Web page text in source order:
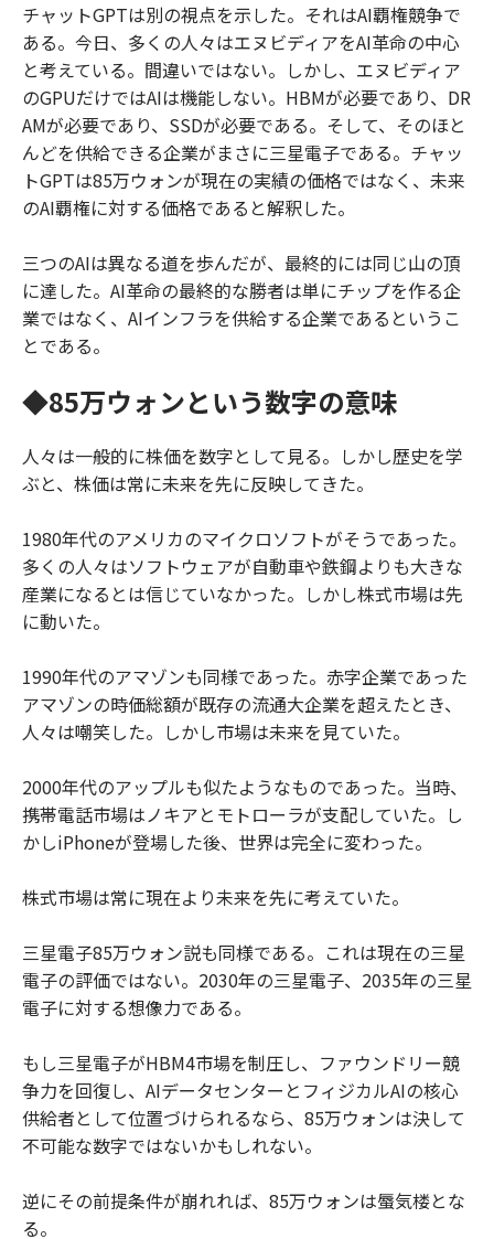
チャットGPTは別の視点を示した。それはAI覇権競争で
ある。今日、多くの人々はエヌビディアをAI革命の中心
と考えている。間違いではない。しかし、エヌビディア
のGPUだけではAIは機能しない。HBMが必要であり、DR
AMが必要であり、SSDが必要である。そして、そのほと
んどを供給できる企業がまさに三星電子である。チャッ
トGPTは85万ウォンが現在の実績の価格ではなく、未来
のAI覇権に対する価格であると解釈した。
三つのAIは異なる道を歩んだが、最終的には同じ山の頂
に達した。AI革命の最終的な勝者は単にチップを作る企
業ではなく、AIインフラを供給する企業であるというこ
とである。
◆85万ウォンという数字の意味
人々は一般的に株価を数字として見る。しかし歴史を学
ぶと、株価は常に未来を先に反映してきた。
1980年代のアメリカのマイクロソフトがそうであった。
多くの人々はソフトウェアが自動車や鉄鋼よりも大きな
産業になるとは信じていなかった。しかし株式市場は先
に動いた。
1990年代のアマゾンも同様であった。赤字企業であった
アマゾンの時価総額が既存の流通大企業を超えたとき、
人々は嘲笑した。しかし市場は未来を見ていた。
2000年代のアップルも似たようなものであった。当時、
携帯電話市場はノキアとモトローラが支配していた。し
かしiPhoneが登場した後、世界は完全に変わった。
株式市場は常に現在より未来を先に考えていた。
三星電子85万ウォン説も同様である。これは現在の三星
電子の評価ではない。2030年の三星電子、2035年の三星
電子に対する想像力である。
もし三星電子がHBM4市場を制圧し、ファウンドリー競
争力を回復し、AIデータセンターとフィジカルAIの核心
供給者として位置づけられるなら、85万ウォンは決して
不可能な数字ではないかもしれない。
逆にその前提条件が崩れれば、85万ウォンは蜃気楼とな
る。